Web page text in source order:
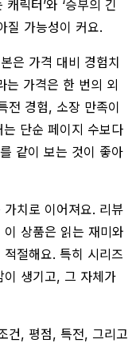
릭터’와 ‘승부의 긴
질 가능성이 커요.
은 가격 대비 경험치
는 가격은 한 번의 외
전 경험, 소장 만족이
단순 페이지 수보다
같이 보는 것이 좋아
치로 이어져요. 리뷰
상품은 읽는 재미와
절해요. 특히 시리즈
이 생기고, 그 자체가
건, 평점, 특전, 그리고